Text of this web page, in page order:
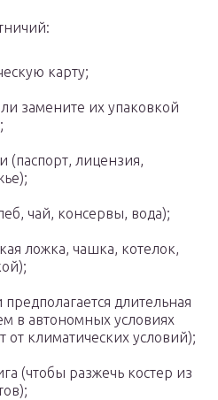
карту;
замените их упаковкой
(паспорт, лицензия,
чай, консервы, вода);
ложка, чашка, котелок,
длительная
в автономных условиях
от климатических условий);
(чтобы разжечь костер из